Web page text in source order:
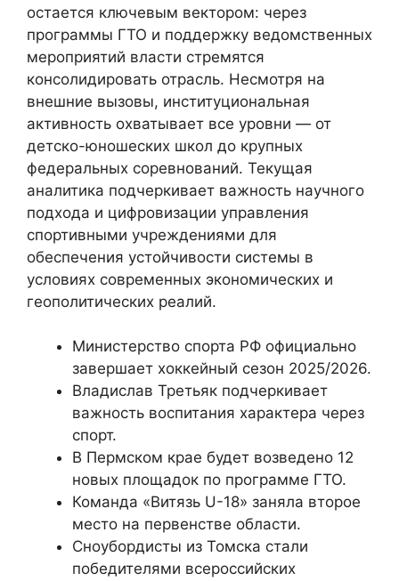
остается ключевым вектором: через
программы ГТО и поддержку ведомственных
мероприятий власти стремятся
консолидировать отрасль. Несмотря на
внешние вызовы, институциональная
активность охватывает все уровни — от
детско-юношеских школ до крупных
федеральных соревнований. Текущая
аналитика подчеркивает важность научного
подхода и цифровизации управления
спортивными учреждениями для
обеспечения устойчивости системы в
условиях современных экономических и
геополитических реалий.
Министерство спорта РФ официально
завершает хоккейный сезон 2025/2026.
Владислав Третьяк подчеркивает
важность воспитания характера через
спорт.
В Пермском крае будет возведено 12
новых площадок по программе ГТО.
Команда «Витязь U-18» заняла второе
место на первенстве области.
Сноубордисты из Томска стали
победителями всероссийских